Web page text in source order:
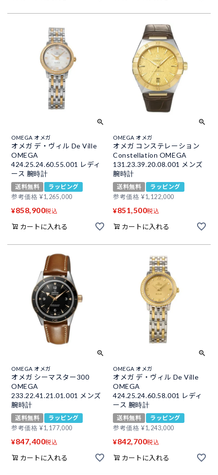
OMEGA オメガ
オメガ デ・ヴィル De Ville
OMEGA
424.25.24.60.55.001 レディ
ース 腕時計
送料無料
ラッピング
参考価格 ¥1,265,000
¥858,900税込
カートに入れる
OMEGA オメガ
オメガ コンステレーション
Constellation OMEGA
131.23.39.20.08.001 メンズ
腕時計
送料無料
ラッピング
参考価格 ¥1,122,000
¥851,500税込
カートに入れる
OMEGA オメガ
オメガ シーマスター300
OMEGA
233.22.41.21.01.001 メンズ
腕時計
送料無料
ラッピング
参考価格 ¥1,177,000
¥847,400税込
カートに入れる
OMEGA オメガ
オメガ デ・ヴィル De Ville
OMEGA
424.25.24.60.58.001 レディ
ース 腕時計
送料無料
ラッピング
参考価格 ¥1,243,000
¥842,700税込
カートに入れる